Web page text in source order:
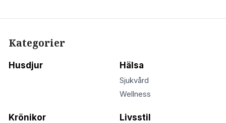
Kategorier
Husdjur Hälsa
Sjukvård
Wellness
Krönikor Livsstil